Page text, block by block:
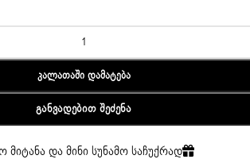
ᲙᲐᲚᲐᲗᲐᲨᲘ ᲓᲐᲛᲐᲢᲔᲑᲐ
ᲒᲐᲜᲕᲐᲓᲔᲑᲘᲗ ᲨᲔᲫᲔᲜᲐ
მიტანა და მინი სუნამო საჩუქრად